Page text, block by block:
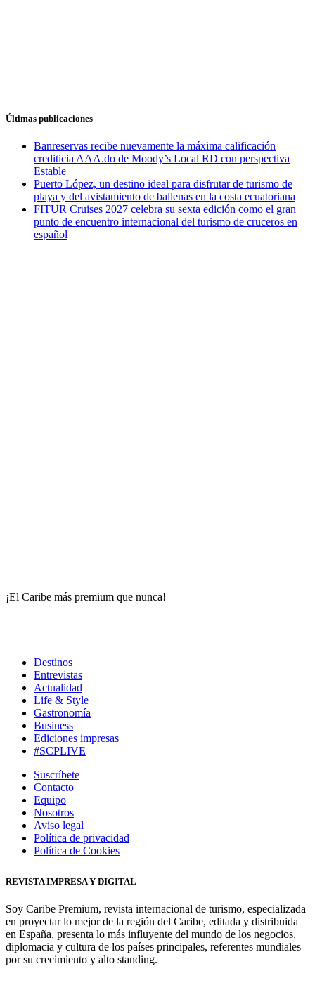
Últimas publicaciones
Banreservas recibe nuevamente la máxima calificación
crediticia AAA.do de Moody’s Local RD con perspectiva
Estable
Puerto López, un destino ideal para disfrutar de turismo de
playa y del avistamiento de ballenas en la costa ecuatoriana
FITUR Cruises 2027 celebra su sexta edición como el gran
punto de encuentro internacional del turismo de cruceros en
español
¡El Caribe más premium que nunca!
Destinos
Entrevistas
Actualidad
Life & Style
Gastronomía
Business
Ediciones impresas
#SCPLIVE
Suscríbete
Contacto
Equipo
Nosotros
Aviso legal
Política de privacidad
Política de Cookies
REVISTA IMPRESA Y DIGITAL
Soy Caribe Premium, revista internacional de turismo, especializada
en proyectar lo mejor de la región del Caribe, editada y distribuida
en España, presenta lo más influyente del mundo de los negocios,
diplomacia y cultura de los países principales, referentes mundiales
por su crecimiento y alto standing.